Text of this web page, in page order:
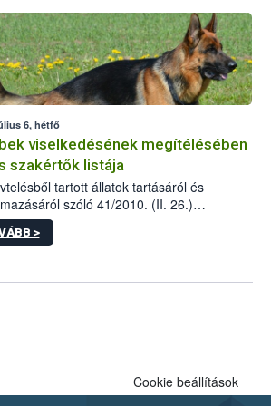
6, hétfő
viselkedésének megítélésében
szakértők listája
tartott állatok tartásáról és
szóló 41/2010. (II. 26.)
szabályozza az eb okozta fizikai
illetve ennek veszélye keletkezésekor
>
Cookie beállítások